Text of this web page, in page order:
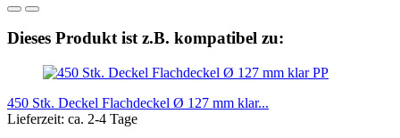
Dieses Produkt ist z.B. kompatibel zu:
450 Stk. Deckel Flachdeckel Ø 127 mm klar...
Lieferzeit: ca. 2-4 Tage